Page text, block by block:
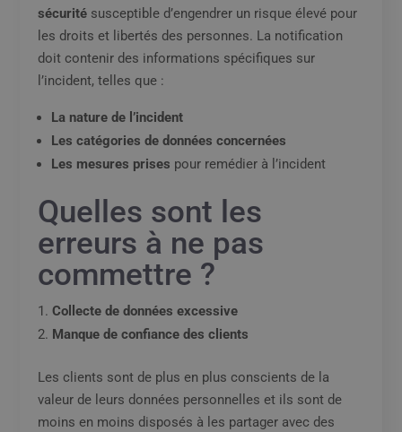
sécurité susceptible d’engendrer un risque élevé pour
les droits et libertés des personnes. La notification
doit contenir des informations spécifiques sur
l’incident, telles que :
La nature de l’incident
Les catégories de données concernées
Les mesures prises pour remédier à l’incident
Quelles sont les
erreurs à ne pas
commettre ?
Collecte de données excessive
Manque de confiance des clients
Les clients sont de plus en plus conscients de la
valeur de leurs données personnelles et ils sont de
moins en moins disposés à les partager avec des